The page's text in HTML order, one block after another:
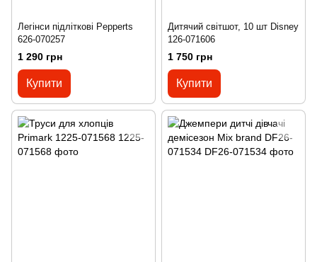
Легінси підліткові Pepperts
626-070257
1 290 грн
Купити
Дитячий світшот, 10 шт Disney
126-071606
1 750 грн
Купити